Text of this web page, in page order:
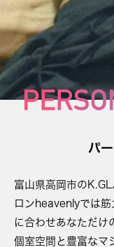
パ
富山県高岡市の
ロンheavenlyでは筋
に合わせあなただけ
個室空間と豊富なマ